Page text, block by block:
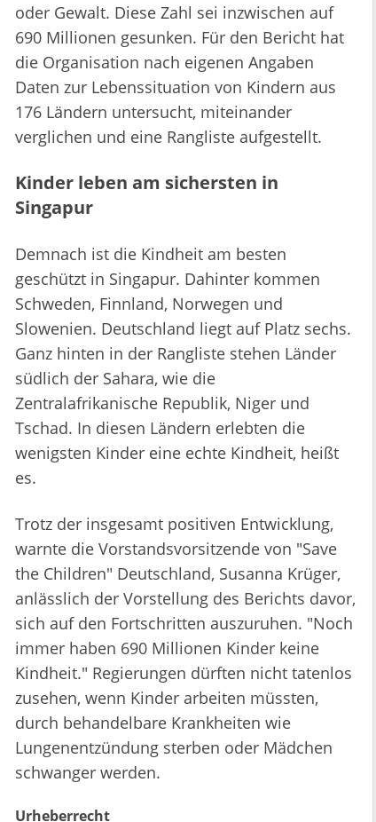
oder Gewalt. Diese Zahl sei inzwischen auf
690 Millionen gesunken. Für den Bericht hat
die Organisation nach eigenen Angaben
Daten zur Lebenssituation von Kindern aus
176 Ländern untersucht, miteinander
verglichen und eine Rangliste aufgestellt.
Kinder leben am sichersten in
Singapur
Demnach ist die Kindheit am besten
geschützt in Singapur. Dahinter kommen
Schweden, Finnland, Norwegen und
Slowenien. Deutschland liegt auf Platz sechs.
Ganz hinten in der Rangliste stehen Länder
südlich der Sahara, wie die
Zentralafrikanische Republik, Niger und
Tschad. In diesen Ländern erlebten die
wenigsten Kinder eine echte Kindheit, heißt
es.
Trotz der insgesamt positiven Entwicklung,
warnte die Vorstandsvorsitzende von "Save
the Children" Deutschland, Susanna Krüger,
anlässlich der Vorstellung des Berichts davor,
sich auf den Fortschritten auszuruhen. "Noch
immer haben 690 Millionen Kinder keine
Kindheit." Regierungen dürften nicht tatenlos
zusehen, wenn Kinder arbeiten müssten,
durch behandelbare Krankheiten wie
Lungenentzündung sterben oder Mädchen
schwanger werden.
Urheberrecht